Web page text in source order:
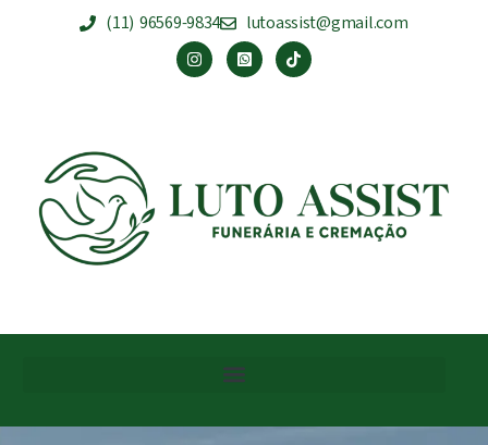
(11) 96569-9834 lutoassist@gmail.com